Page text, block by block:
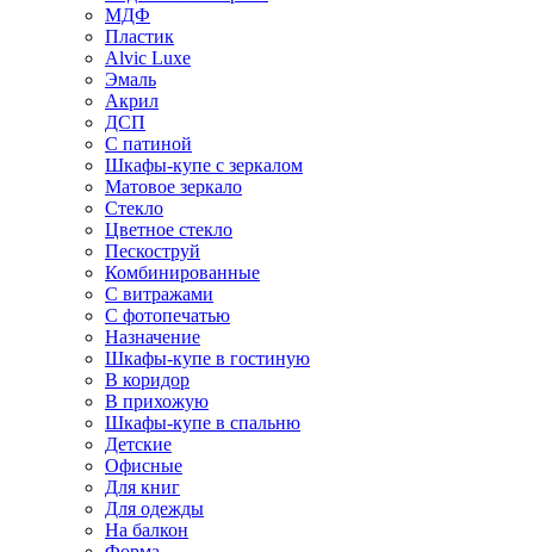
МДФ
Пластик
Alvic Luxe
Эмаль
Акрил
ДСП
С патиной
Шкафы-купе с зеркалом
Матовое зеркало
Стекло
Цветное стекло
Пескоструй
Комбинированные
С витражами
С фотопечатью
Назначение
Шкафы-купе в гостиную
В коридор
В прихожую
Шкафы-купе в спальню
Детские
Офисные
Для книг
Для одежды
На балкон